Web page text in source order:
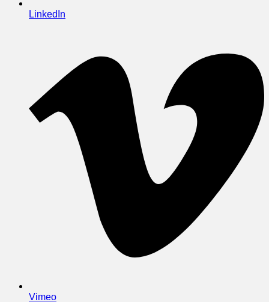
LinkedIn
Vimeo